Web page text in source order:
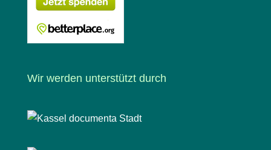
Wir werden unterstützt durch